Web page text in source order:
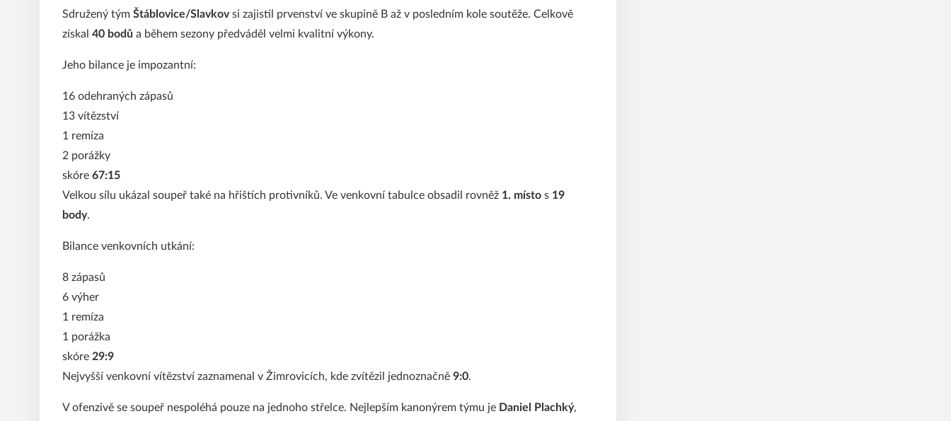
Sdružený tým Štáblovice/Slavkov si zajistil prvenství ve skupině B až v posledním kole soutěže. Celkově
získal 40 bodů a během sezony předváděl velmi kvalitní výkony.
Jeho bilance je impozantní:
16 odehraných zápasů
13 vítězství
1 remíza
2 porážky
skóre 67:15
Velkou sílu ukázal soupeř také na hřištích protivníků. Ve venkovní tabulce obsadil rovněž 1. místo s 19
body.
Bilance venkovních utkání:
8 zápasů
6 výher
1 remíza
1 porážka
skóre 29:9
Nejvyšší venkovní vítězství zaznamenal v Žimrovicích, kde zvítězil jednoznačně 9:0.
V ofenzivě se soupeř nespoléhá pouze na jednoho střelce. Nejlepším kanonýrem týmu je Daniel Plachký,